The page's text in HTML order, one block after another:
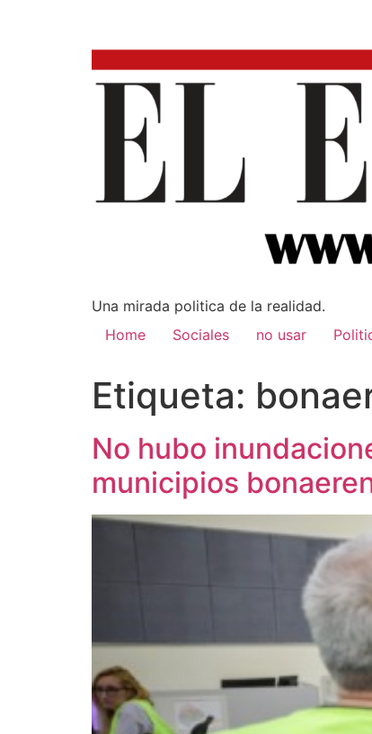
Una mirada poli­tica de la realidad.
Home
Sociales no usar
Etiqueta:
No hubo
municipios